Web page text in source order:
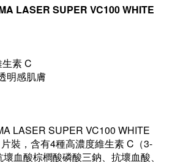
LASER SUPER VC100 WHITE
素 C
明感肌膚
LASER SUPER VC100 WHITE
裝，含有4種高濃度維生素 C（3-
血酸棕櫚酸磷酸三鈉、抗壞血酸、